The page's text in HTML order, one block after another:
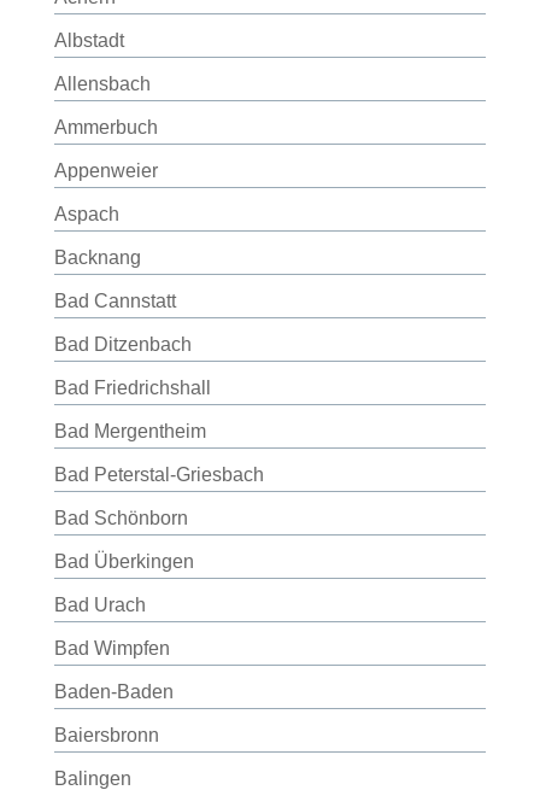
Albstadt
Allensbach
Ammerbuch
Appenweier
Aspach
Backnang
Bad Cannstatt
Bad Ditzenbach
Bad Friedrichshall
Bad Mergentheim
Bad Peterstal-Griesbach
Bad Schönborn
Bad Überkingen
Bad Urach
Bad Wimpfen
Baden-Baden
Baiersbronn
Balingen